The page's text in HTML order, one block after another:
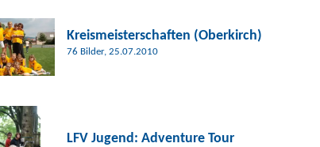
Kreismeisterschaften (Oberkirch)
76 Bilder, 25.07.2010
LFV Jugend: Adventure Tour